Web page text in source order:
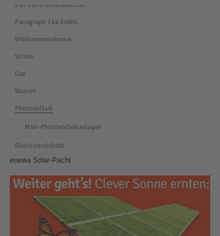
24h Lieferantenwechsel
Paragraph 14a EnWG
Willkommensbonus
Strom
Gas
Wasser
Photovoltaik
Mini-Photovoltaikanlagen
Elektromobilität
enewa Solar-Pacht